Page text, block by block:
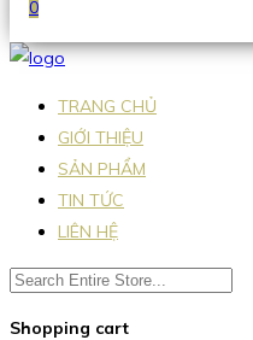
0
TRANG CHỦ
GIỚI THIỆU
SẢN PHẨM
TIN TỨC
LIÊN HỆ
Shopping cart